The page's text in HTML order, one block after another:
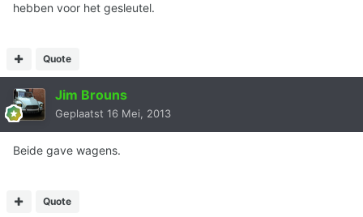
hebben voor het gesleutel.
Quote
Jim Brouns
Geplaatst 16 Mei, 2013
Beide gave wagens.
Quote